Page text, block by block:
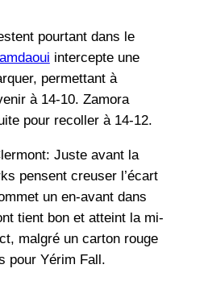
pourtant dans le
intercepte une
permettant à
à 14-10. Zamora
pour recoller à 14-12.
Juste avant la
pensent creuser l’écart
un en-avant dans
tient bon et atteint la mi-
malgré un carton rouge
pour Yérim Fall.